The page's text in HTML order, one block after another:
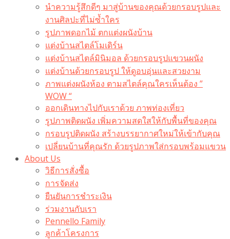
นำความรู้สึกดีๆ มาสู่บ้านของคุณด้วยกรอบรูปและ
งานศิลปะที่ไม่ซ้ำใคร
รูปภาพดอกไม้ ตกแต่งผนังบ้าน
แต่งบ้านสไตล์โมเดิร์น
แต่งบ้านสไตล์มินิมอล ด้วยกรอบรูปแขวนผนัง
แต่งบ้านด้วยกรอบรูป ให้ดูอบอุ่นและสวยงาม
ภาพแต่งผนังห้อง ตามสไตล์คุณใครเห็นต้อง ”
WOW “
ออกเดินทางไปกับเราด้วย ภาพท่องเที่ยว
รูปภาพติดผนัง เพิ่มความสดใสให้กับพื้นที่ของคุณ
กรอบรูปติดผนัง สร้างบรรยากาศใหม่ให้เข้ากับคุณ
เปลี่ยนบ้านที่คุณรัก ด้วยรูปภาพใส่กรอบพร้อมแขวน​
About Us
วิธีการสั่งซื้อ
การจัดส่ง
ยืนยันการชำระเงิน
ร่วมงานกับเรา
Pennello Family
ลูกค้าโครงการ